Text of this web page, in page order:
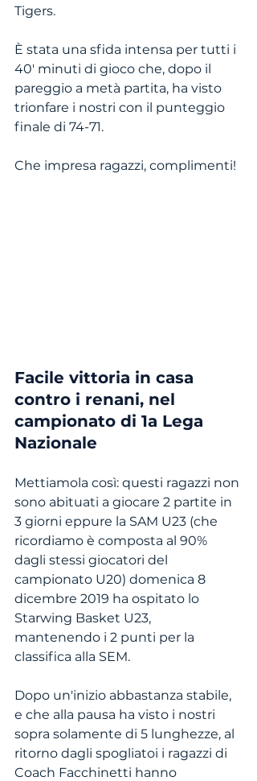
Tigers.
È stata una sfida intensa per tutti i
40' minuti di gioco che, dopo il
pareggio a metà partita, ha visto
trionfare i nostri con il punteggio
finale di 74-71.
Che impresa ragazzi, complimenti!
Facile vittoria in casa
contro i renani, nel
campionato di 1a Lega
Nazionale
Mettiamola così: questi ragazzi non
sono abituati a giocare 2 partite in
3 giorni eppure la SAM U23 (che
ricordiamo è composta al 90%
dagli stessi giocatori del
campionato U20) domenica 8
dicembre 2019 ha ospitato lo
Starwing Basket U23,
mantenendo i 2 punti per la
classifica alla SEM.
Dopo un'inizio abbastanza stabile,
e che alla pausa ha visto i nostri
sopra solamente di 5 lunghezze, al
ritorno dagli spogliatoi i ragazzi di
Coach Facchinetti hanno